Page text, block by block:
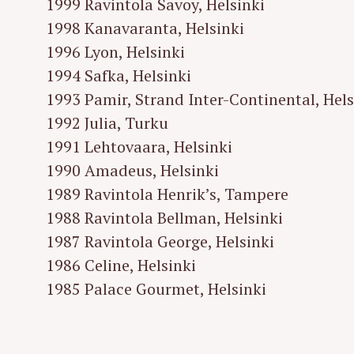
1999 Ravintola Savoy, Helsinki
1998 Kanavaranta, Helsinki
1996 Lyon, Helsinki
1994 Safka, Helsinki
1993 Pamir, Strand Inter-Continental,
1992 Julia, Turku
1991 Lehtovaara, Helsinki
1990 Amadeus, Helsinki
1989 Ravintola Henrik’s, Tampere
1988 Ravintola Bellman, Helsinki
1987 Ravintola George, Helsinki
1986 Celine, Helsinki
1985 Palace Gourmet, Helsinki